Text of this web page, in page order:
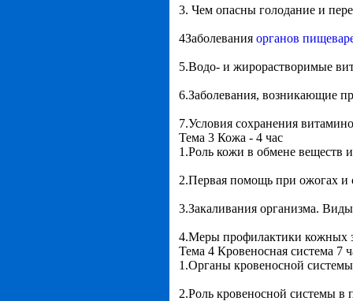
3. Чем опасны голодание и
4Заболевания органов
5.Водо- и жирорастворимые
6.Заболевания, возникающие
7.Условия сохранения
Тема 3 Кожа - 4 час
1.Роль кожи в обмене веществ
2.Первая помощь при ожогах и
3.Закаливания организма.
4.Меры профилактики кожных
Тема 4 Кровеносная система 7
1.Органы кровеносной
2.Роль кровеносной системы в